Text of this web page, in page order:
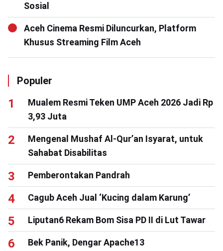
Sosial
Aceh Cinema Resmi Diluncurkan, Platform
Khusus Streaming Film Aceh
Populer
Mualem Resmi Teken UMP Aceh 2026 Jadi Rp
3,93 Juta
Mengenal Mushaf Al-Qur’an Isyarat, untuk
Sahabat Disabilitas
Pemberontakan Pandrah
Cagub Aceh Jual ‘Kucing dalam Karung’
Liputan6 Rekam Bom Sisa PD II di Lut Tawar
Bek Panik, Dengar Apache13